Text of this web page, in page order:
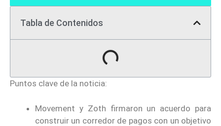
Tabla de Contenidos
Puntos clave de la noticia:
Movement y Zoth firmaron un acuerdo para
construir un corredor de pagos con un objetivo